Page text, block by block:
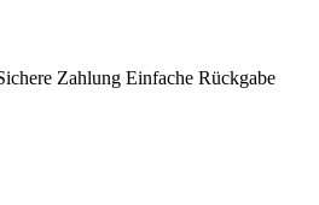
Zahlung Einfache Rückgabe